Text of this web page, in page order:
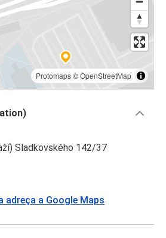
Protomaps©OpenStreetMap
Sladkovského 142/37
adreça a Google Maps